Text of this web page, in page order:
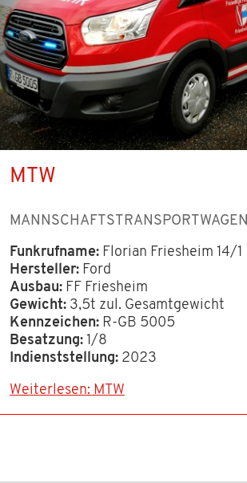
MTW
MANNSCHAFTSTRANSPORTWAGEN
Funkrufname: Florian Friesheim 14/1
Hersteller: Ford
Ausbau: FF Friesheim
Gewicht: 3,5t zul. Gesamtgewicht
Kennzeichen: R-GB 5005
Besatzung: 1/8
Indienststellung: 2023
Weiterlesen: MTW